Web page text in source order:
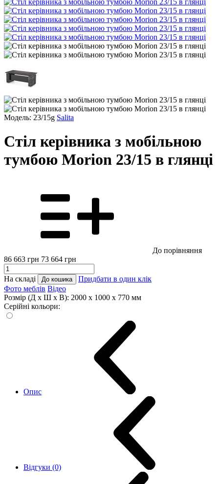
Модель: 23/15g Salita
Стіл керівника з мобільною
тумбою Morion 23/15 в глянці
До порівняння
86 663 грн 73 664 грн
На складі До кошика
Придбати в один клік
Фото меблів Відео
Розмір (Д x Ш x В): 2000 x 1000 x 770 мм
Серійні кольори:
Опис
Відгуки (0)